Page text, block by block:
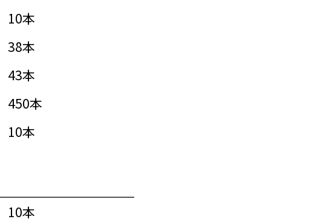
10本
38本
43本
450本
10本
10本